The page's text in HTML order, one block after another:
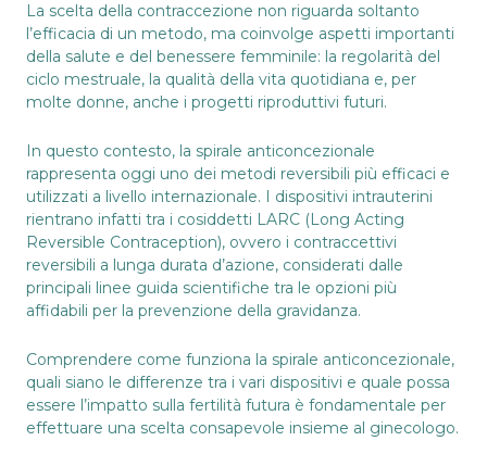
La scelta della contraccezione non riguarda soltanto
l’efficacia di un metodo, ma coinvolge aspetti importanti
della salute e del benessere femminile: la regolarità del
ciclo mestruale, la qualità della vita quotidiana e, per
molte donne, anche i progetti riproduttivi futuri.
In questo contesto, la spirale anticoncezionale
rappresenta oggi uno dei metodi reversibili più efficaci e
utilizzati a livello internazionale. I dispositivi intrauterini
rientrano infatti tra i cosiddetti LARC (Long Acting
Reversible Contraception), ovvero i contraccettivi
reversibili a lunga durata d’azione, considerati dalle
principali linee guida scientifiche tra le opzioni più
affidabili per la prevenzione della gravidanza.
Comprendere come funziona la spirale anticoncezionale,
quali siano le differenze tra i vari dispositivi e quale possa
essere l’impatto sulla fertilità futura è fondamentale per
effettuare una scelta consapevole insieme al ginecologo.